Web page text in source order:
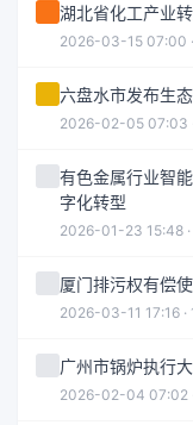
湖北省化工产业
2026-03-15 07:00
六盘水市发布生
2026-02-05 07:03
有色金属行业智
字化转型
2026-01-23 15:48
厦门排污权有偿
2026-03-11 17:16 ·
广州市锅炉执行
2026-02-04 07:02